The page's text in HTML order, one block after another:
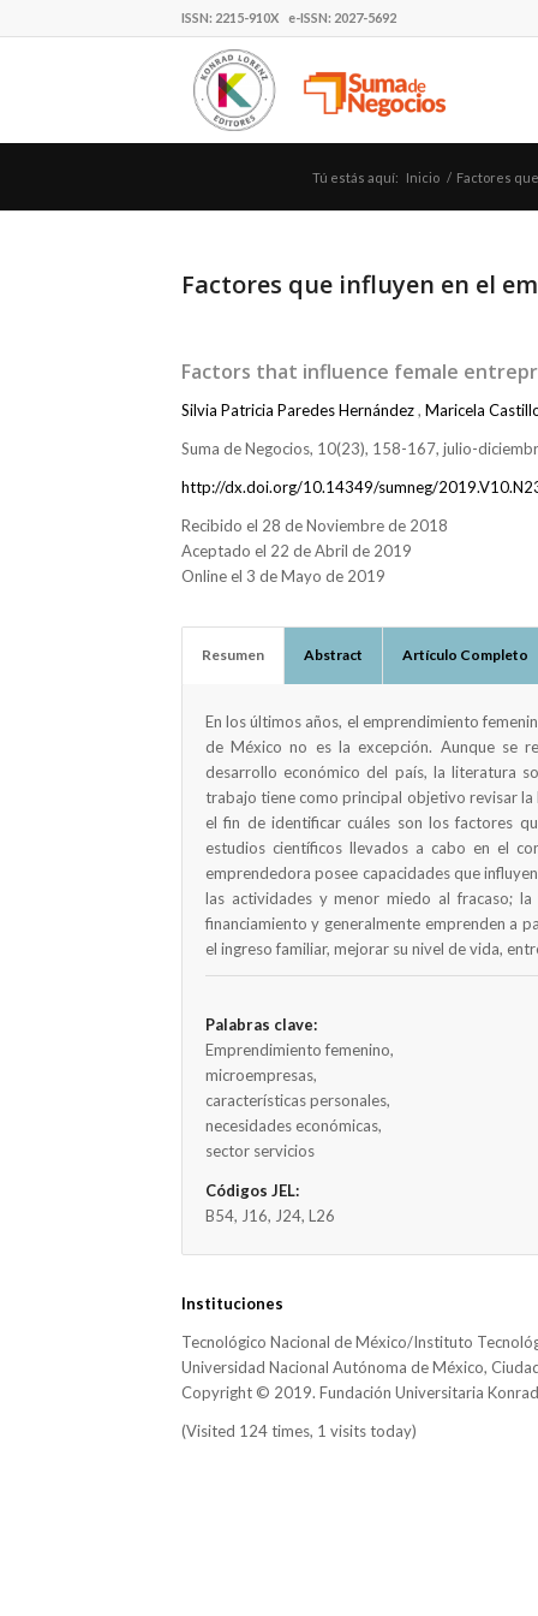
ISSN: 2215-910X e-ISSN: 2027-5692
Tú estás aquí: Inicio / Factores
Factores que influyen en el
Factors that influence female
Silvia Patricia Paredes Hernández, Maricela
Suma de Negocios, 10(23), 158-167, julio-
http://dx.doi.org/10.14349/sumneg/
Recibido el 28 de Noviembre de 2018
Aceptado el 22 de Abril de 2019
Online el 3 de Mayo de 2019
Resumen Abstract Artículo Completo
En los últimos años, el emprendimiento
de México no es la excepción. Aunque se
desarrollo económico del país, la literatura
trabajo tiene como principal objetivo revisar
el fin de identificar cuáles son los factores
estudios científicos llevados a cabo en el
emprendedora posee capacidades que
las actividades y menor miedo al fracaso;
financiamiento y generalmente emprenden a
el ingreso familiar, mejorar su nivel de vida,
Palabras clave:
Emprendimiento femenino,
microempresas,
características personales,
necesidades económicas,
sector servicios
Códigos JEL:
B54, J16, J24, L26
Instituciones
Tecnológico Nacional de México/Instituto
Universidad Nacional Autónoma de México,
Copyright © 2019. Fundación Universitaria
(Visited 124 times, 1 visits today)